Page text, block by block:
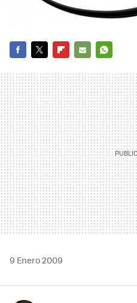
MAIL
9 Enero 2009